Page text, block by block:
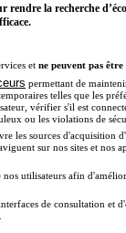
la recherche
et ne peuvent pas être
permettant de
telles que les
vérifier s'il est
ou les violations de
les sources d'acquisition
sur nos sites et nos
utilisateurs afin
de consultation et